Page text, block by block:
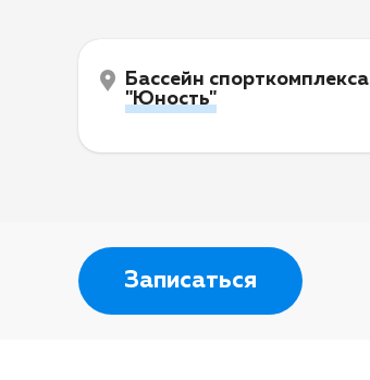
Бассейн спорткомплекса
"Юность"
Записаться